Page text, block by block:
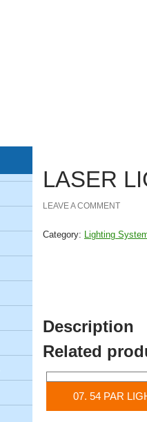
LASER
LEAVE A COMMENT
Category: Lighting
Description
Related
07. 54 PAR